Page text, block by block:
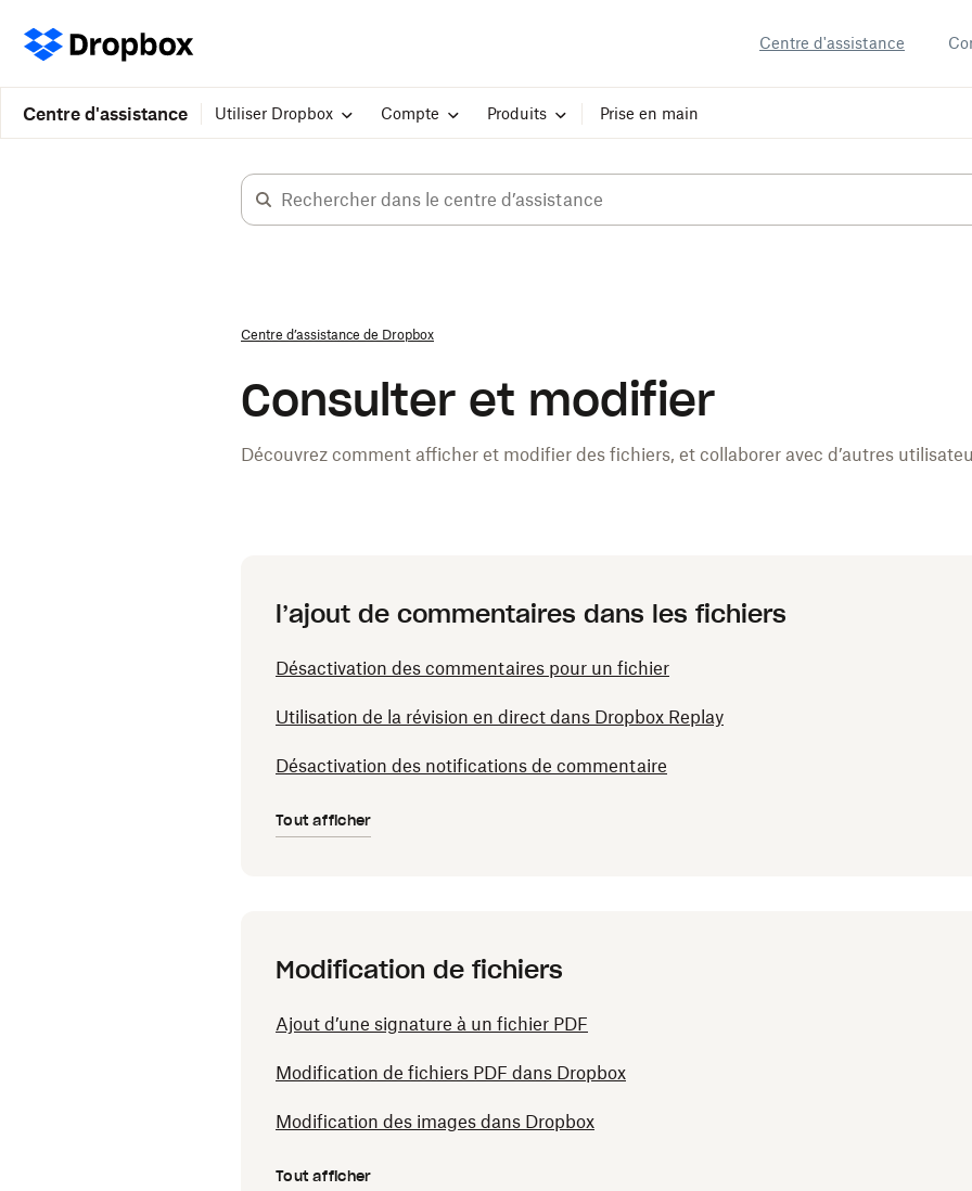
Centre d'assistance
Centre d'assistance Utiliser Dropbox Compte Produits Prise en main
Centre d’assistance de Dropbox
Consulter et modifier
Découvrez comment afficher et modifier des fichiers, et collaborer avec d’autres
l’ajout de commentaires dans les fichiers
Désactivation des commentaires pour un fichier
Utilisation de la révision en direct dans Dropbox Replay
Désactivation des notifications de commentaire
Tout afficher
Modification de fichiers
Ajout d’une signature à un fichier PDF
Modification de fichiers PDF dans Dropbox
Modification des images dans Dropbox
Tout afficher